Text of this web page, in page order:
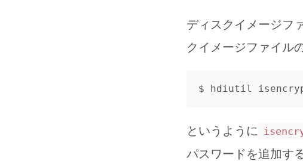
ディスクイメージフ
クイメージファイル
$
というように
パスワードを追加す